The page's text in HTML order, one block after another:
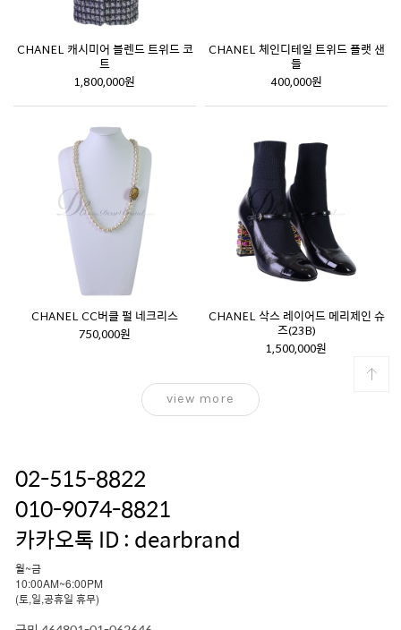
CHANEL 캐시미어 블렌드 트위드 코
트
1,800,000원
CHANEL 체인디테일 트위드 플랫 샌
들
400,000원
CHANEL CC버클 펄 네크리스
750,000원
CHANEL 삭스 레이어드 메리제인 슈
즈(23B)
1,500,000원
view more
02-515-8822
010-9074-8821
카카오톡 ID : dearbrand
월~금
10:00AM~6:00PM
(토,일,공휴일 휴무)